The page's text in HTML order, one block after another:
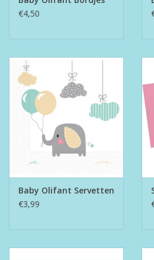
€4,50
Baby Olifant Servetten
€3,99